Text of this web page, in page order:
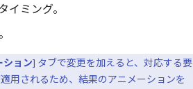
イミング。
ション] タブで変更を加えると、対応する要
用されるため、結果のアニメーションを